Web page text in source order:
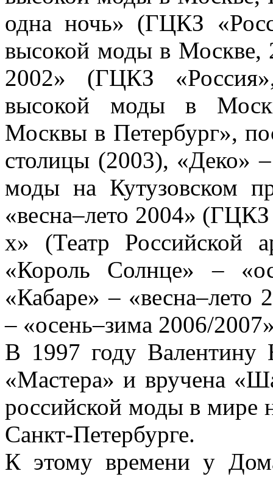
одна ночь» (ГЦКЗ
высокой моды в Москве,
2002» (ГЦКЗ
высокой моды в
Москвы в Петербург»,
столицы (2003), «Деко»
моды на Кутузовском
«весна–лето 2004»
х» (Театр Российской
«Король Солнце» –
«Кабаре» – «весна–лето
– «осень–зима 2006/
В 1997 году Валентину
«Мастера» и вручена
российской моды в мире
Санкт-Петербурге.
К этому времени у